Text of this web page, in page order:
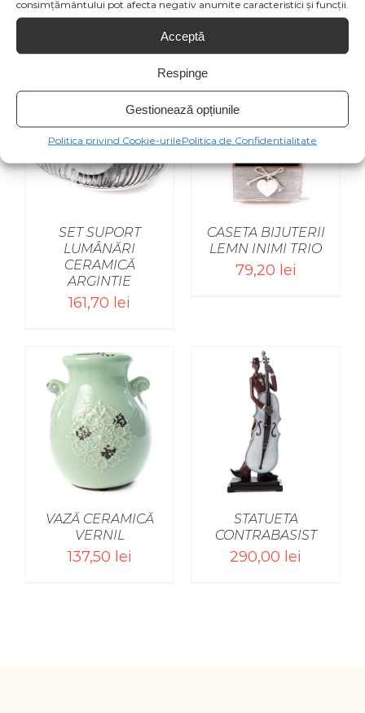
consimțământului pot afecta negativ anumite caracteristici și funcții.
Acceptă
Respinge
Gestionează opțiunile
Politica privind Cookie-urilePolitica de Confidentialitate
SET SUPORT
LUMÂNĂRI
CERAMICĂ
ARGINTIE
161,70 lei
CASETA BIJUTERII
LEMN INIMI TRIO
79,20 lei
VAZĂ CERAMICĂ
VERNIL
137,50 lei
SELECT OPTIONS
/
STATUETA
CONTRABASIST
290,00 lei